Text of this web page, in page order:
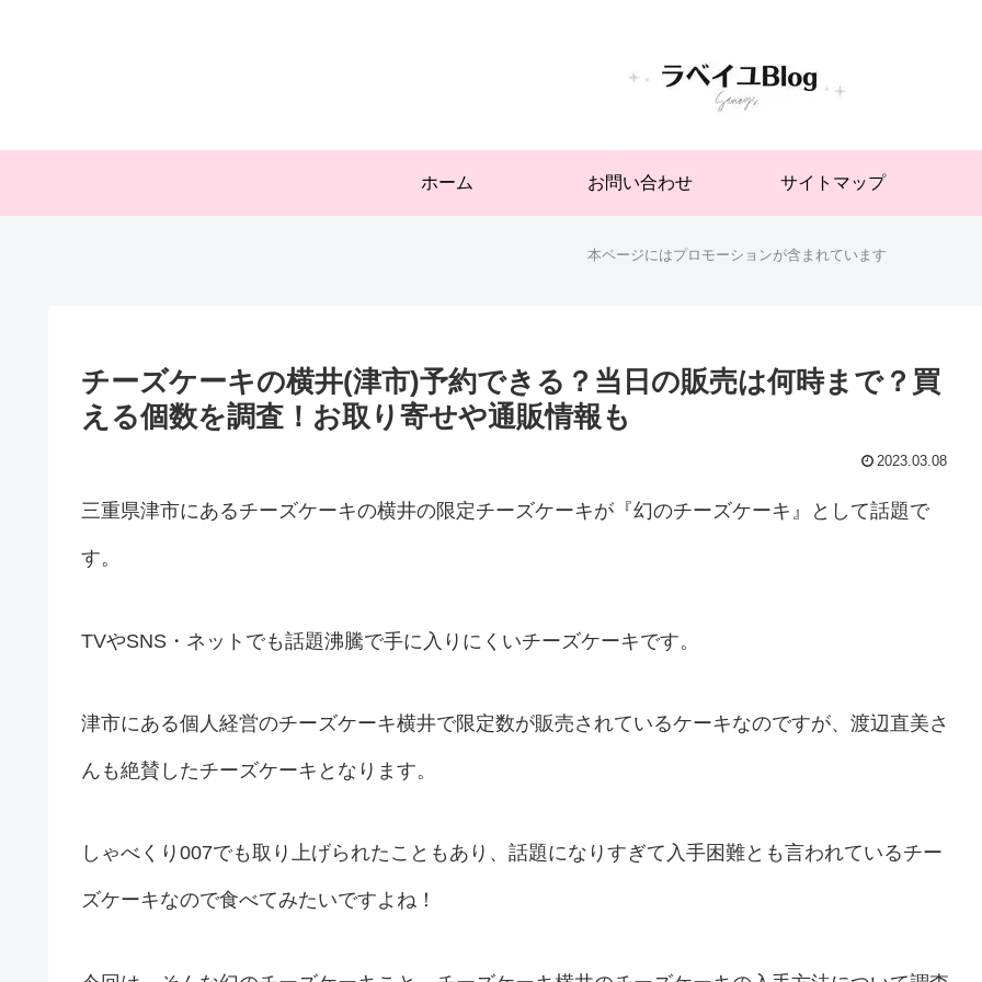
ホーム お問い合わせ サイトマップ
本ページにはプロモーションが含まれています
チーズケーキの横井(津市)予約できる？当日の販売は何時まで？買
える個数を調査！お取り寄せや通販情報も
2023.03.08
三重県津市にあるチーズケーキの横井の限定チーズケーキが『幻のチーズケーキ』として話題で
す。
TVやSNS・ネットでも話題沸騰で手に入りにくいチーズケーキです。
津市にある個人経営のチーズケーキ横井で限定数が販売されているケーキなのですが、渡辺直美さ
んも絶賛したチーズケーキとなります。
しゃべくり007でも取り上げられたこともあり、話題になりすぎて入手困難とも言われているチー
ズケーキなので食べてみたいですよね！